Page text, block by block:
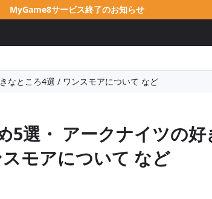
MyGame8サービス終了のお知らせ
なところ4選 / ワンスモアについて など
5選・ アークナイツの好
モアについて など